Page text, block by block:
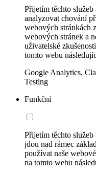
Přijetím těchto služeb
analyzovat chování
webových stránkách
webových stránek a
uživatelské
tomto webu
Google Analytics,
Testing
Funkční
Přijetím těchto
jdou nad rámec
používat naše
na tomto webu